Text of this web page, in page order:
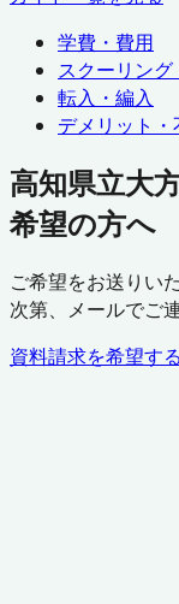
学費・費用
スクーリン
転入・編入
デメリット・
高知県立大
希望の方へ
ご希望をお送りい
次第、メールでご
資料請求を希望する